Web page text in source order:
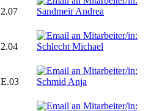
2.07
2.04
E.03